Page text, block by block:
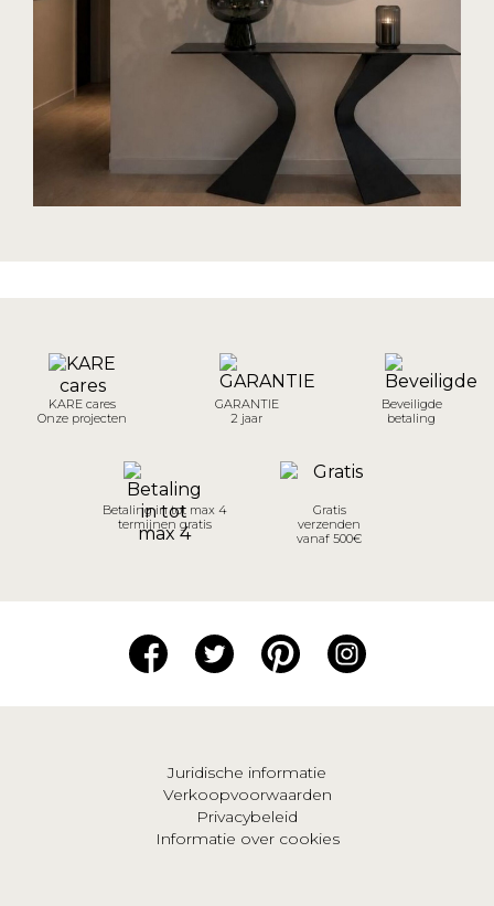
KARE cares
Onze projecten
GARANTIE
2 jaar
Beveiligde
betaling
Betaling in tot max 4
termijnen gratis
Gratis
verzenden
vanaf 500€
Juridische informatie
Verkoopvoorwaarden
Privacybeleid
Informatie over cookies